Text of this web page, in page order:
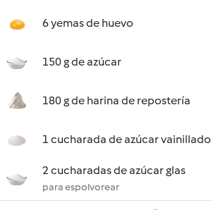
6 yemas de huevo
150 g de azúcar
180 g de harina de repostería
1 cucharada de azúcar vainillado
2 cucharadas de azúcar glas
para espolvorear